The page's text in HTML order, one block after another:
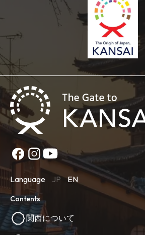
Language JP EN
Contents
関西について